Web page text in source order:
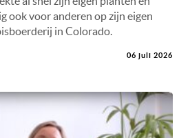
ook voor anderen op zijn eigen
in Colorado.
06 juli 2026